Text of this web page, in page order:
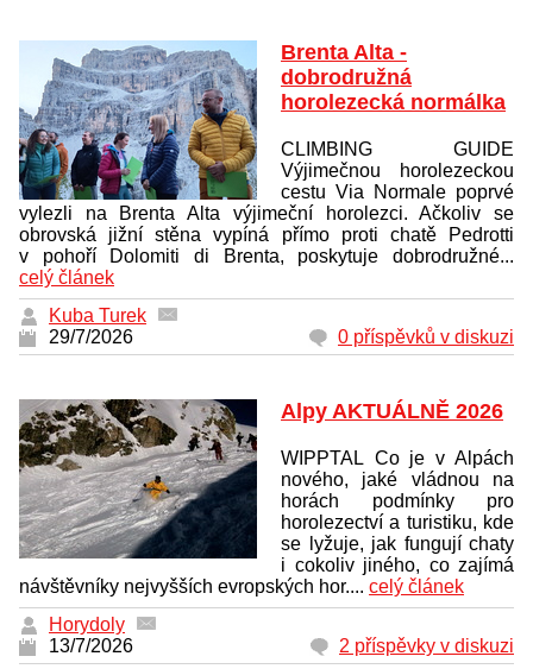
Brenta Alta -
dobrodružná
horolezecká normálka
CLIMBING GUIDE
Výjimečnou horolezeckou
cestu Via Normale poprvé
vylezli na Brenta Alta výjimeční horolezci. Ačkoliv se
obrovská jižní stěna vypíná přímo proti chatě Pedrotti
v pohoří Dolomiti di Brenta, poskytuje dobrodružné...
celý článek
Kuba Turek
29/7/2026
0 příspěvků v diskuzi
Alpy AKTUÁLNĚ 2026
WIPPTAL Co je v Alpách
nového, jaké vládnou na
horách podmínky pro
horolezectví a turistiku, kde
se lyžuje, jak fungují chaty
i cokoliv jiného, co zajímá
návštěvníky nejvyšších evropských hor.... celý článek
Horydoly
13/7/2026
2 příspěvky v diskuzi